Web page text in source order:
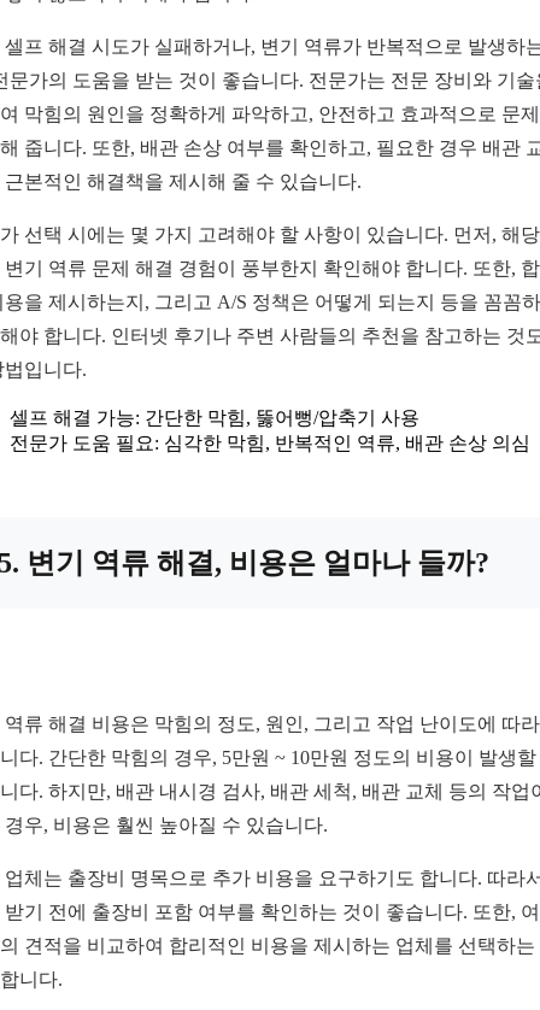
셀프 해결 시도가 실패하거나, 변기 역류가 반복적으로 발생하
문가의 도움을 받는 것이 좋습니다. 전문가는 전문 장비와 기술
막힘의 원인을 정확하게 파악하고, 안전하고 효과적으로 문
줍니다. 또한, 배관 손상 여부를 확인하고, 필요한 경우 배관
근본적인 해결책을 제시해 줄 수 있습니다.
선택 시에는 몇 가지 고려해야 할 사항이 있습니다. 먼저, 해
변기 역류 문제 해결 경험이 풍부한지 확인해야 합니다. 또한,
용을 제시하는지, 그리고 A/S 정책은 어떻게 되는지 등을 꼼꼼
야 합니다. 인터넷 후기나 주변 사람들의 추천을 참고하는 것
법입니다.
셀프 해결 가능: 간단한 막힘, 뚫어뻥/압축기 사용
전문가 도움 필요: 심각한 막힘, 반복적인 역류, 배관 손상 의심
변기 역류 해결, 비용은 얼마나 들까?
역류 해결 비용은 막힘의 정도, 원인, 그리고 작업 난이도에 따
다. 간단한 막힘의 경우, 5만원 ~ 10만원 정도의 비용이 발생할
다. 하지만, 배관 내시경 검사, 배관 세척, 배관 교체 등의 작업
경우, 비용은 훨씬 높아질 수 있습니다.
업체는 출장비 명목으로 추가 비용을 요구하기도 합니다. 따라
받기 전에 출장비 포함 여부를 확인하는 것이 좋습니다. 또한,
견적을 비교하여 합리적인 비용을 제시하는 업체를 선택하는
니다.